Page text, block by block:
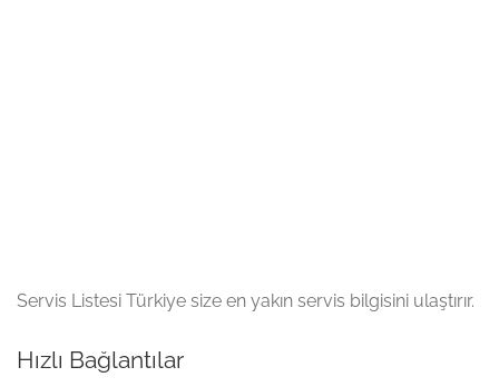
Servis Listesi Türkiye size en yakın servis bilgisini ulaştırır.
Hızlı Bağlantılar